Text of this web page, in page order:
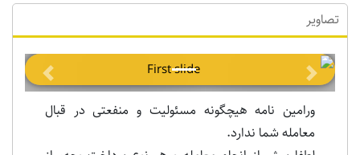
تصاویر
Next
ورامین نامه هیچگونه مسئولیت و منفعتی در قبال
معامله شما ندارد.